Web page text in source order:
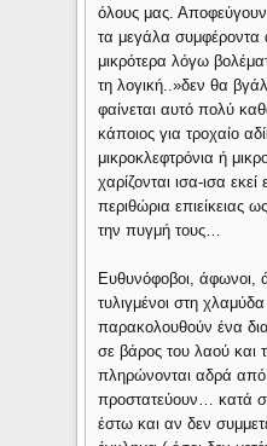
όλους μας.
τα μεγάλα συμφέροντα
μικρότερα λόγω
τη λογική..»δεν θα
φαίνεται αυτό πολύ
κάποιος για τροχαίο
μικροκλεφτρόνια ή
χαρίζονται ισα-ισα
περιθώρια επιείκειας
την πυγμή τους…
Ευθυνόφοβοι, άφωνοι,
τυλιγμένοι στη
παρακολουθούν ένα
σε βάρος του λαού και
πληρώνονται αδρά
προστατεύουν… κατά
έστω και αν δεν